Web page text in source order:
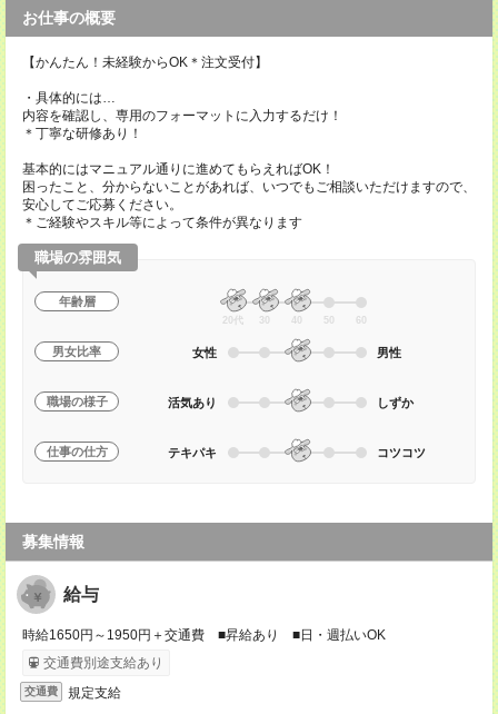
お仕事の概要
【かんたん！未経験からOK＊注文受付】
・具体的には…
内容を確認し、専用のフォーマットに入力するだけ！
＊丁寧な研修あり！
基本的にはマニュアル通りに進めてもらえればOK！
困ったこと、分からないことがあれば、いつでもご相談いただけますので、
安心してご応募ください。
＊ご経験やスキル等によって条件が異なります
職場の雰囲気
年齢層
20代 30 40 50 60
男女比率 女性 男性
職場の様子 活気あり しずか
仕事の仕方 テキパキ コツコツ
募集情報
給与
時給1650円～1950円＋交通費 ■昇給あり ■日・週払いOK
交通費別途支給あり
交通費 規定支給